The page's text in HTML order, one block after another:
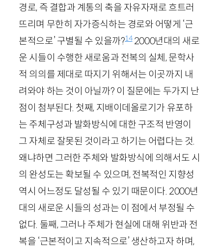
경로, 즉 결합과 계통의 축을 자유자재로 흐트러
뜨리며 무한히 자가증식하는 경로와 어떻게 ‘근
본적으로’ 구별될 수 있을까?14 2000년대의 새로
운 시들이 수행한 새로움과 전복의 실체, 문학사
적 의의를 제대로 따지기 위해서는 이곳까지 내
려와야 하는 것이 아닐까? 이 질문에는 두가지 난
점이 첨부된다. 첫째, 지배이데올로기가 유포하
는 주체구성과 발화방식에 대한 구조적 반영이
그 자체로 잘못된 것이라고 하기는 어렵다는 것.
왜냐하면 그러한 주체와 발화방식에 의해서도 시
의 완성도는 확보될 수 있으며, 전복적인 지향성
역시 어느정도 달성될 수 있기 때문이다. 2000년
대의 새로운 시들의 성과는 이 점에서 부정될 수
없다. 둘째, 그러나 주체가 현실에 대해 위반과 전
복을 ‘근본적이고 지속적으로’ 생산하고자 하며,